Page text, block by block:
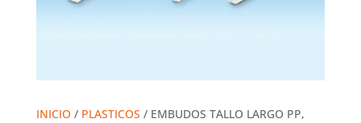
INICIO / PLASTICOS / EMBUDOS TALLO LARGO PP,